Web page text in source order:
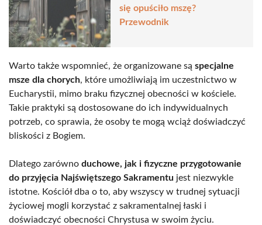
się opuściło mszę?
Przewodnik
Warto także wspomnieć, że organizowane są specjalne
msze dla chorych, które umożliwiają im uczestnictwo w
Eucharystii, mimo braku fizycznej obecności w kościele.
Takie praktyki są dostosowane do ich indywidualnych
potrzeb, co sprawia, że osoby te mogą wciąż doświadczyć
bliskości z Bogiem.
Dlatego zarówno duchowe, jak i fizyczne przygotowanie
do przyjęcia Najświętszego Sakramentu jest niezwykle
istotne. Kościół dba o to, aby wszyscy w trudnej sytuacji
życiowej mogli korzystać z sakramentalnej łaski i
doświadczyć obecności Chrystusa w swoim życiu.